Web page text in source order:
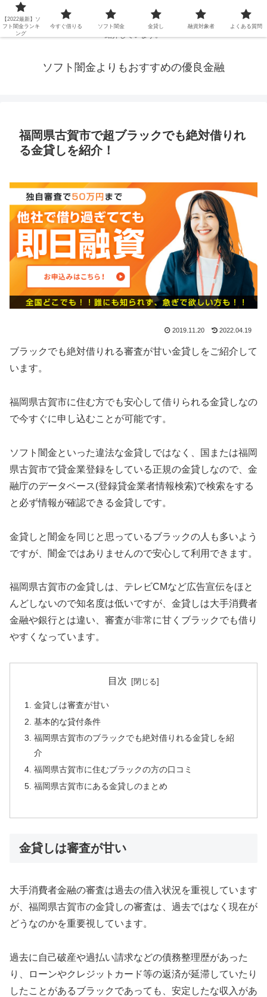
延滞ブラックや年金・生活保護・主婦・パート・派遣など消費者金融でお金を
借りられないブラックの方でも、即日融資で借りられる審査が甘い優良街金を
紹介しています。
ソフト闇金よりもおすすめの優良金融
福岡県古賀市で超ブラックでも絶対借りれ
る金貸しを紹介！
2019.11.20 2022.04.19
ブラックでも絶対借りれる審査が甘い金貸しをご紹介して
います。
福岡県古賀市に住む方でも安心して借りられる金貸しなの
で今すぐに申し込むことが可能です。
ソフト闇金といった違法な金貸しではなく、国または福岡
県古賀市で貸金業登録をしている正規の金貸しなので、金
融庁のデータベース(登録貸金業者情報検索)で検索をする
と必ず情報が確認できる金貸しです。
金貸しと闇金を同じと思っているブラックの人も多いよう
ですが、闇金ではありませんので安心して利用できます。
福岡県古賀市の金貸しは、テレビCMなど広告宣伝をほと
んどしないので知名度は低いですが、金貸しは大手消費者
金融や銀行とは違い、審査が非常に甘くブラックでも借り
やすくなっています。
目次
金貸しは審査が甘い
基本的な貸付条件
福岡県古賀市のブラックでも絶対借りれる金貸しを紹
介
福岡県古賀市に住むブラックの方の口コミ
福岡県古賀市にある金貸しのまとめ
金貸しは審査が甘い
大手消費者金融の審査は過去の借入状況を重視しています
が、福岡県古賀市の金貸しの審査は、過去ではなく現在が
どうなのかを重要視しています。
過去に自己破産や過払い請求などの債務整理歴があった
り、ローンやクレジットカード等の返済が延滞していたり
したことがあるブラックであっても、安定したな収入があ
【2022最新】ソ
フト闇金ランキ
ング
今すぐ借りる ソフト闇金 金貸し 融資対象者 よくある質問